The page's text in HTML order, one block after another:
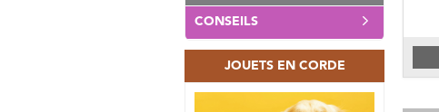
CONSEILS
JOUETS EN CORDE